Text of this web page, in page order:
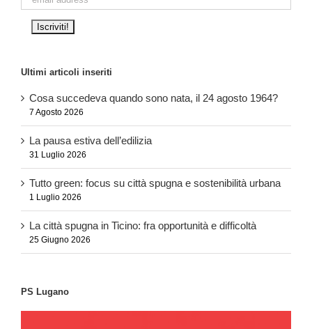
Ultimi articoli inseriti
Cosa succedeva quando sono nata, il 24 agosto 1964?
7 Agosto 2026
La pausa estiva dell’edilizia
31 Luglio 2026
Tutto green: focus su città spugna e sostenibilità urbana
1 Luglio 2026
La città spugna in Ticino: fra opportunità e difficoltà
25 Giugno 2026
PS Lugano